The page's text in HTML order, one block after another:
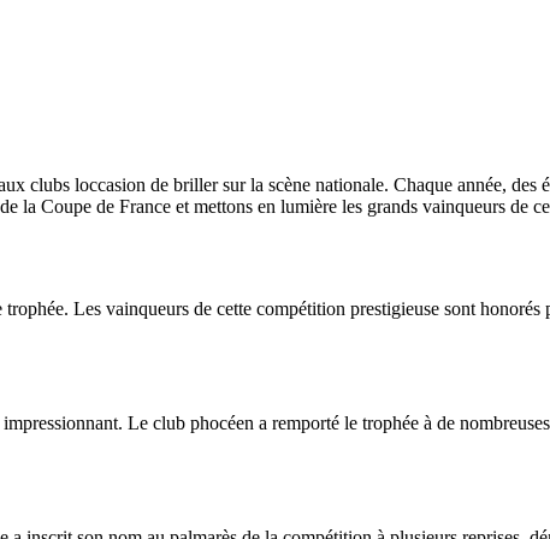
clubs loccasion de briller sur la scène nationale. Chaque année, des
la Coupe de France et mettons en lumière les grands vainqueurs de
Les vainqueurs de cette compétition prestigieuse sont
Le club phocéen a remporté le trophée à de